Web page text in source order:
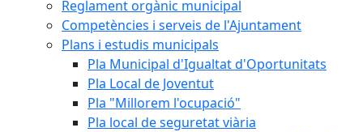
Reglament orgànic municipal
Competències i serveis de l'Ajuntament
Plans i estudis municipals
Pla Municipal d'Igualtat d'Oportunitats
Pla Local de Joventut
Pla "Millorem l'ocupació"
Pla local de seguretat viària